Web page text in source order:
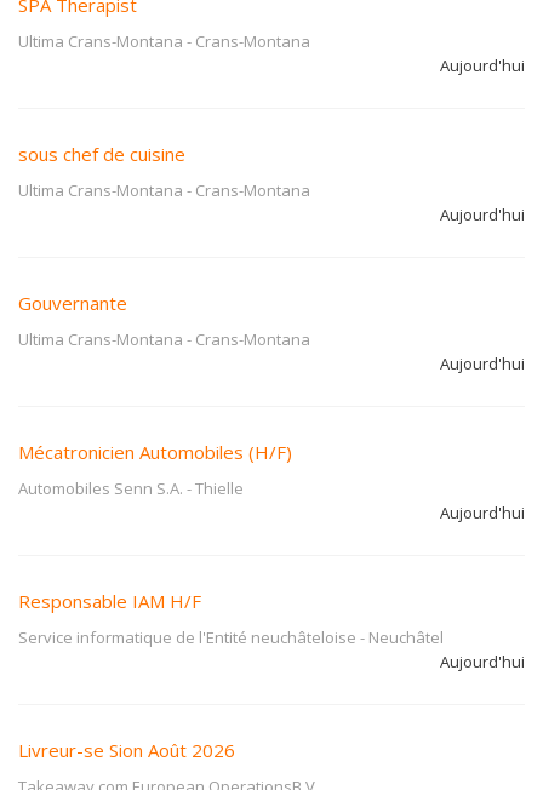
SPA Therapist
Ultima Crans-Montana - Crans-Montana
Aujourd'hui
sous chef de cuisine
Ultima Crans-Montana - Crans-Montana
Aujourd'hui
Gouvernante
Ultima Crans-Montana - Crans-Montana
Aujourd'hui
Mécatronicien Automobiles (H/F)
Automobiles Senn S.A. -Thielle
Aujourd'hui
Responsable IAM H/F
Service informatique de l'Entité neuchâteloise - Neuchâtel
Aujourd'hui
Livreur-se Sion Août 2026